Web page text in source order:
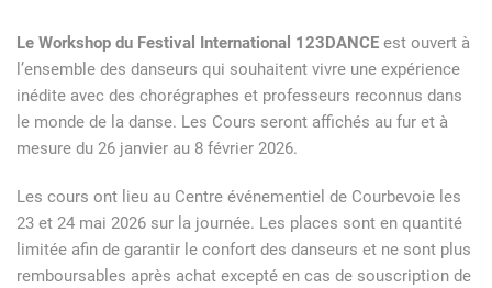
Le Workshop du Festival International 123DANCE est ouvert à
l’ensemble des danseurs qui souhaitent vivre une expérience
inédite avec des chorégraphes et professeurs reconnus dans
le monde de la danse. Les Cours seront affichés au fur et à
mesure du 26 janvier au 8 février 2026.
Les cours ont lieu au Centre événementiel de Courbevoie les
23 et 24 mai 2026 sur la journée. Les places sont en quantité
limitée afin de garantir le confort des danseurs et ne sont plus
remboursables après achat excepté en cas de souscription de